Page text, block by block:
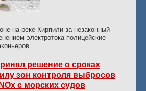
на реке Кирпили за незаконный
электротока полицейские
решение о сроках
зон контроля выбросов
с морских судов